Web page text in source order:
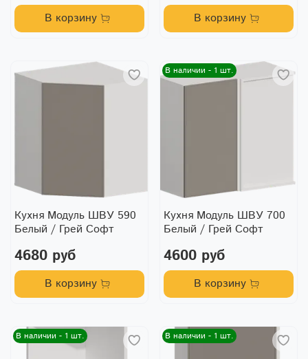
В корзину В корзину
Кухня Модуль ШВУ 590
Белый / Грей Софт
4680 руб
В корзину
В наличии - 1 шт.
Кухня Модуль ШВУ 700
Белый / Грей Софт
4600 руб
В корзину
В наличии - 1 шт. В наличии - 1 шт.